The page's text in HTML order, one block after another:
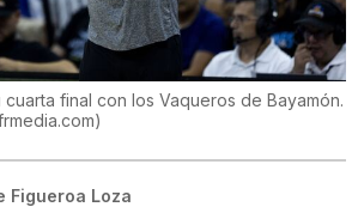
final con los Vaqueros de Bayamón.
)
Figueroa Loza